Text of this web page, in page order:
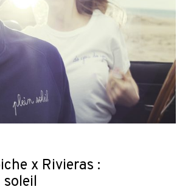
x Rivieras :